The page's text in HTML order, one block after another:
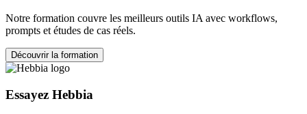
Notre formation couvre les meilleurs outils IA avec workflows,
prompts et études de cas réels.
Découvrir la formation
Essayez Hebbia